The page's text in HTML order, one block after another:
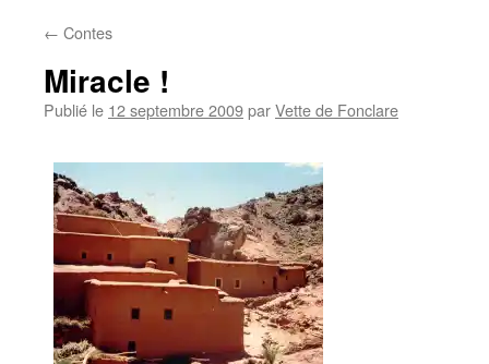
← Contes
Miracle !
Publié le 12 septembre 2009parVette de Fonclare